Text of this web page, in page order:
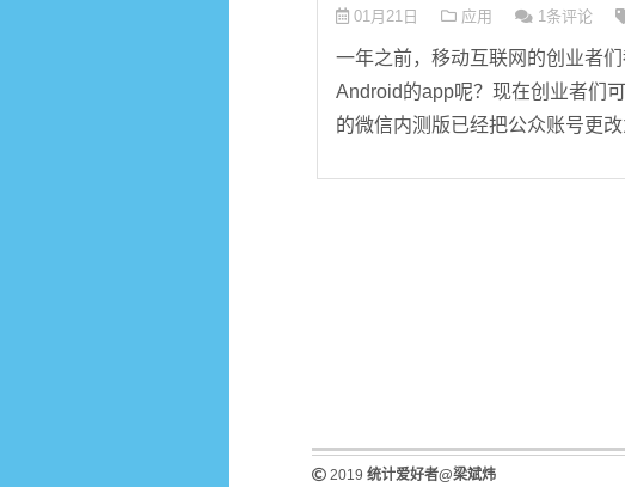
01月21日 应用 1条评论
一年之前，移动互联网的创业者
Android的app呢？现在创业者们
的微信内测版已经把公众账号更
2019统计爱好者@梁斌炜